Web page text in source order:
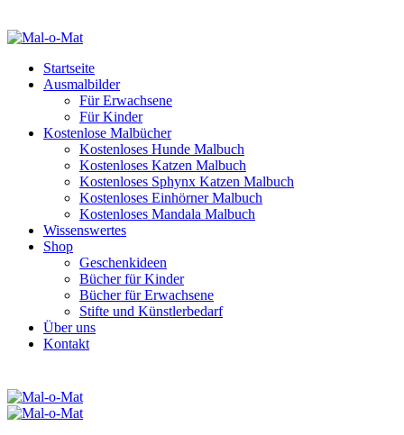
Startseite
Ausmalbilder
Für Erwachsene
Für Kinder
Kostenlose Malbücher
Kostenloses Hunde Malbuch
Kostenloses Katzen Malbuch
Kostenloses Sphynx Katzen Malbuch
Kostenloses Einhörner Malbuch
Kostenloses Mandala Malbuch
Wissenswertes
Shop
Geschenkideen
Bücher für Kinder
Bücher für Erwachsene
Stifte und Künstlerbedarf
Über uns
Kontakt